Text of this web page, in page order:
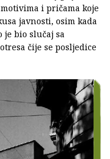
i pričama koje
javnosti, osim kada
je bio slučaj sa
čije se posljedice